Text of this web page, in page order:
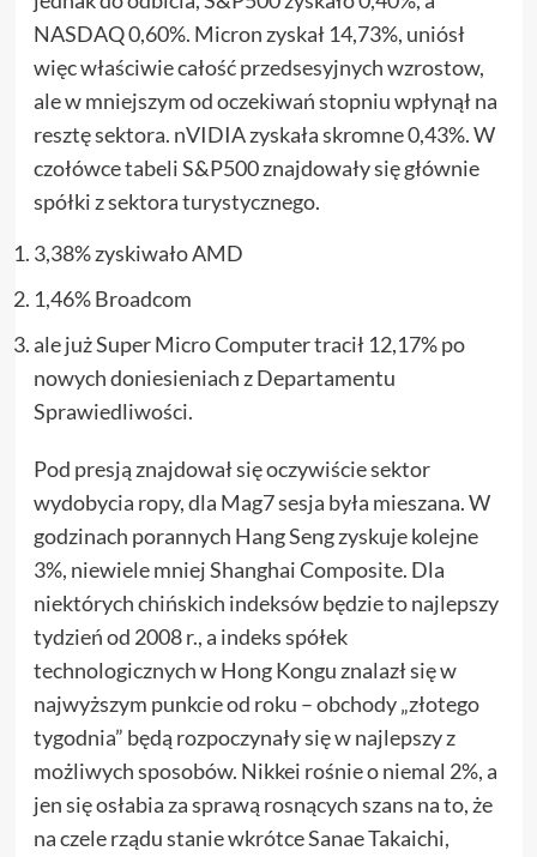
NASDAQ 0,60%. Micron zyskał 14,73%, uniósł
więc właściwie całość przedsesyjnych wzrostow,
ale w mniejszym od oczekiwań stopniu wpłynął na
resztę sektora. nVIDIA zyskała skromne 0,43%. W
czołówce tabeli S&P500 znajdowały się głównie
spółki z sektora turystycznego.
3,38% zyskiwało AMD
1,46% Broadcom
ale już Super Micro Computer tracił 12,17% po
nowych doniesieniach z Departamentu
Sprawiedliwości.
Pod presją znajdował się oczywiście sektor
wydobycia ropy, dla Mag7 sesja była mieszana. W
godzinach porannych Hang Seng zyskuje kolejne
3%, niewiele mniej Shanghai Composite. Dla
niektórych chińskich indeksów będzie to najlepszy
tydzień od 2008 r., a indeks spółek
technologicznych w Hong Kongu znalazł się w
najwyższym punkcie od roku – obchody „złotego
tygodnia” będą rozpoczynały się w najlepszy z
możliwych sposobów. Nikkei rośnie o niemal 2%, a
jen się osłabia za sprawą rosnących szans na to, że
na czele rządu stanie wkrótce Sanae Takaichi,